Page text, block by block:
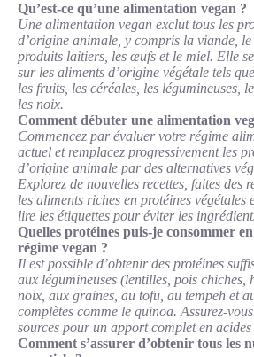
Qu’est-ce qu’une alimentation vegan ?
Une alimentation vegan exclut tous les
d’origine animale, y compris la viande, le
produits laitiers, les œufs et le miel. Elle
sur les aliments d’origine végétale tels
les fruits, les céréales, les légumineuses,
les noix.
Comment débuter une alimentation
Commencez par évaluer votre régime
actuel et remplacez progressivement les
d’origine animale par des alternatives
Explorez de nouvelles recettes, faites des
les aliments riches en protéines végétales
lire les étiquettes pour éviter les
Quelles protéines puis-je consommer
régime vegan ?
Il est possible d’obtenir des protéines
aux légumineuses (lentilles, pois chiches,
noix, aux graines, au tofu, au tempeh et
complètes comme le quinoa. Assurez-
sources pour un apport complet en acides
Comment s’assurer d’obtenir tous les